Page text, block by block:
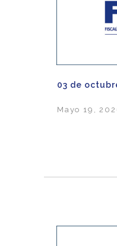
03 de
Mayo 19,